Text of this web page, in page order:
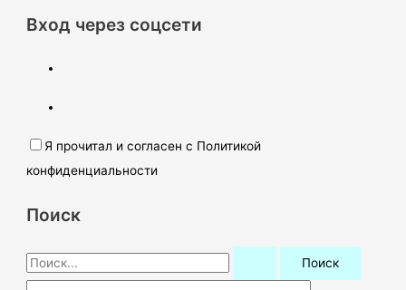
Вход через соцсети
Я прочитал и согласен с Политикой
конфиденциальности
Поиск
П
о